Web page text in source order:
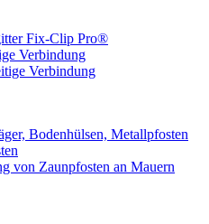
Fix-Clip Pro®
Verbindung
Verbindung
Bodenhülsen, Metallpfosten
von Zaunpfosten an Mauern